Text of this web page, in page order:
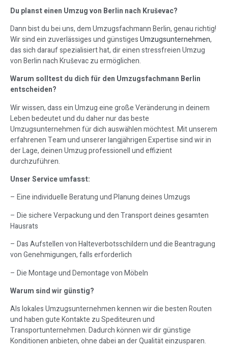
Du planst einen Umzug von Berlin nach Kruševac?
Dann bist du bei uns, dem Umzugsfachmann Berlin, genau richtig!
Wir sind ein zuverlässiges und günstigesUmzugsunternehmen,
das sich darauf spezialisiert hat, dir einen stressfreien Umzug
von Berlin nach Kruševac zu ermöglichen.
Warum solltest du dich für den Umzugsfachmann Berlin
entscheiden?
Wir wissen, dass ein Umzug eine große Veränderung in deinem
Leben bedeutet und du daher nur das beste
Umzugsunternehmen für dich auswählen möchtest. Mit unserem
erfahrenen Team und unserer langjährigen Expertise sind wir in
der Lage, deinen Umzug professionell und effizient
durchzuführen.
Unser Service umfasst:
– Eine individuelle Beratung und Planung deines Umzugs
– Die sichere Verpackung und den Transport deines gesamten
Hausrats
– Das Aufstellen von Halteverbotsschildern und die Beantragung
von Genehmigungen, falls erforderlich
– Die Montage und Demontage von Möbeln
Warum sind wir günstig?
Als lokales Umzugsunternehmen kennen wir die besten Routen
und haben gute Kontakte zu Spediteuren und
Transportunternehmen. Dadurch können wir dir günstige
Konditionen anbieten, ohne dabei an der Qualität einzusparen.